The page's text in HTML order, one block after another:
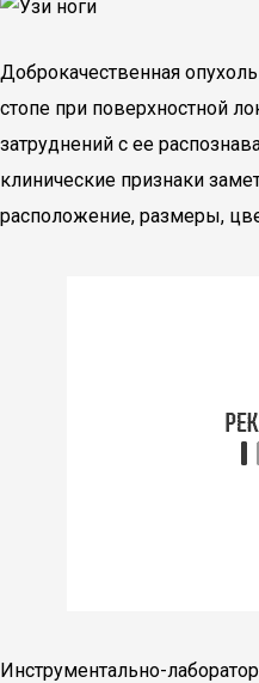
Доброкачественная
стопе при поверхностной
затруднений с ее
клинические признаки
расположение, размеры,
Инструментально-